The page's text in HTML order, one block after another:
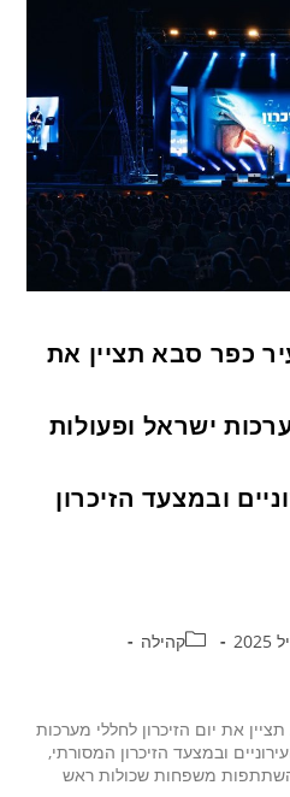
כפר סבא תציין את
ישראל ופעולות
ובמצעד הזיכרון
קהילה
את יום הזיכרון לחללי מערכות
ובמצעד הזיכרון המסורתי,
משפחות שכולות ראש